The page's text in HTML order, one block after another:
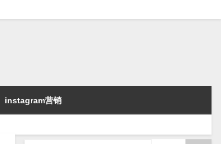
instagram营销